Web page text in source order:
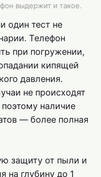
выдержит и такое.
один тест не
Телефон
при погружении,
кипящей
давления.
не происходят
наличие
— более полная
защиту от пыли и
на глубину до 1